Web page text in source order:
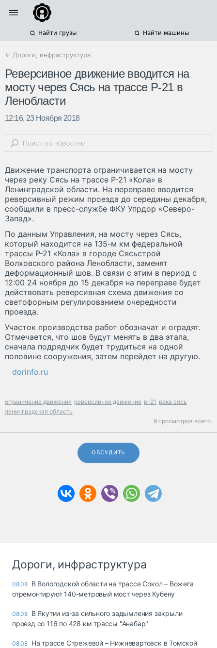
Найти грузы Найти машины
← Дороги, инфраструктура
Реверсивное движение вводится на
мосту через Сясь на трассе Р-21 в
Ленобласти
12:16, 23 Ноября 2018
Движение транспорта ограничивается на мосту
через реку Сясь на трассе Р-21 «Кола» в
Ленинградской области. На переправе вводится
реверсивный режим проезда до середины декабря,
сообщили в пресс-службе ФКУ Упрдор «Северо-
Запад».
По данным Управления, на мосту через Сясь,
который находится на 135-м км федеральной
трассы Р-21 «Кола» в городе Сясьстрой
Волховского района Ленобласти, заменят
деформационный шов. В связи с этим в период с
12:00 24 ноября до 15 декабря на переправе будет
действовать реверсивная схема движения со
светофорным регулированием очередности
проезда.
Участок производства работ обозначат и оградят.
Отмечается, что шов будут менять в два этапа,
сначала подрядчик будет трудиться на одной
половине сооружения, затем перейдет на другую.
dorinfo.ru
ограничение движения реверсивное движение р-21 река сясь
ленинградская область
9 просмотров всего.
ОБСУДИТЬ
Дороги, инфраструктура
08.08 В Вологодской области на трассе Сокол – Вожега
отремонтируют 140-метровый мост через Кубену
08.08 В Якутии из-за сильного задымления закрыли
проезд со 116 по 428 км трассы "Анабар"
08.08 На трассе Стрежевой – Нижневартовск в Томской